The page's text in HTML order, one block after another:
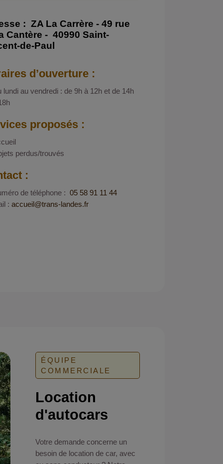
: ZA La Carrère - 49 rue
Cantère - 40990 Saint-
de-Paul
d’ouverture :
lundi au vendredi : de 9h à 12h et de 14h
proposés :
perdus/trouvés
:
de téléphone :05 58 91 11 44
:accueil trans-landes.fr
Location
d'autocars
ÉQUIPE
COMMERCIALE
Votre demande concerne un
besoin de location de car, avec